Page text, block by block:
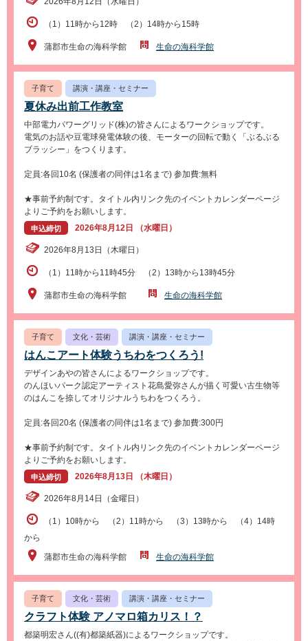
（1）11時から12時 （2）14時から15時
蒲郡市生命の海科学館 生命の海科学館
子育て 講演・講座・セミナー
夏休み出前工作教室
中部電力パワーグリッド(株)の皆さんによるワークショップです。
電気のお話や豆電球発電体験の後、モーターの回転で動く「ぶるぶる
ブラッシー」をつくります。
定員:各回10名 (保護者の同伴は1名まで) 参加費:無料
★事前予約制です。タイトル内リンク先のイベントカレンダーページ
よりご予約をお願いします。
申込締切 2026年8月12日 （水曜日）
2026年8月13日（木曜日）
（1）11時から11時45分 （2）13時から13時45分
蒲郡市生命の海科学館 生命の海科学館
子育て 文化・芸術 講演・講座・セミナー
はんこアート体験うちわをつくろう!
デザインあやの皆さんによるワークショップです。
のんほいパーク認定アーティスト花島愛弥さんが描く可愛い古生物等
のはんこを捺してオリジナルうちわをつくろう。
定員:各回20名 (保護者の同伴は1名まで) 参加費:300円
★事前予約制です。タイトル内リンク先のイベントカレンダーページ
よりご予約をお願いします。
申込締切 2026年8月13日 （木曜日）
2026年8月14日（金曜日）
（1）10時から （2）11時から （3）13時から （4）14時
から
蒲郡市生命の海科学館
生命の海科学館
子育て 文化・芸術 講演・講座・セミナー
クラフト体験 アノマロ箱カリス！？
都築明宏さん((有)都築紙器)によるワークショップです。